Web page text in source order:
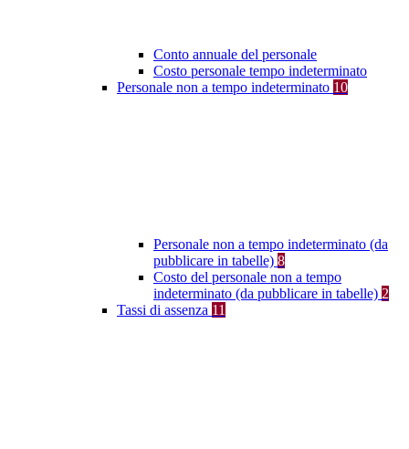
Conto annuale del personale
Costo personale tempo indeterminato
Personale non a tempo indeterminato 10
Personale non a tempo indeterminato (da
pubblicare in tabelle) 8
Costo del personale non a tempo
indeterminato (da pubblicare in tabelle) 2
Tassi di assenza 11